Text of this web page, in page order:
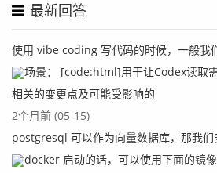
最新回答
使用 vibe coding 写代码的时候，一般我
场景： [code:html]用于让Codex读取
相关的变更点及可能受影响的
2个月前 (05-15)
postgresql 可以作为向量数据库，那我们
docker 启动的话，可以使用下面的镜